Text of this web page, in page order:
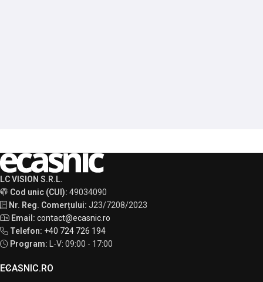
LC VISION S.R.L.
Cod unic (CUI): 49034090
Nr. Reg. Comerțului: J23/7208/2023
Email: contact@ecasnic.ro
Telefon: +40 724 726 194
Program: L-V: 09:00 - 17:00
ECASNIC.RO